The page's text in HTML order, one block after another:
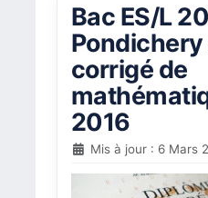
Bac ES/L
Pondichery
corrigé de
2016
Mis à jour : 6 Mars